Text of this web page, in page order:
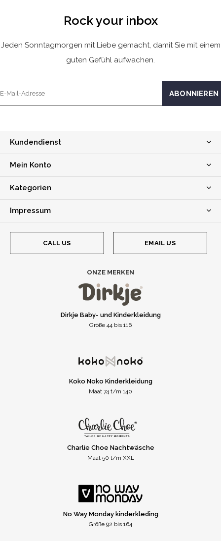
Rock your inbox
Jeden Sonntagmorgen mit Liebe gemacht, damit Sie mit einem
guten Gefühl aufwachen.
Kundendienst
Mein Konto
Kategorien
Impressum
CALL US EMAIL US
ONZE MERKEN
Dirkje Baby- und Kinderkleidung
Größe 44 bis 116
Koko Noko Kinderkleidung
Maat 74 t/m 140
Charlie Choe Nachtwäsche
Maat 50 t/m XXL
No Way Monday kinderkleding
Größe 92 bis 164